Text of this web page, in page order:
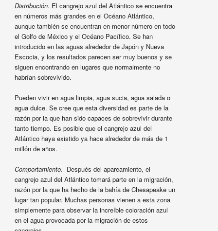
Distribución. El cangrejo azul del Atlántico se encuentra
en números más grandes en el Océano Atlántico,
aunque también se encuentran en menor número en todo
el Golfo de México y el Océano Pacífico. Se han
introducido en las aguas alrededor de Japón y Nueva
Escocia, y los resultados parecen ser muy buenos y se
siguen encontrando en lugares que normalmente no
habrían sobrevivido.
Pueden vivir en agua limpia, agua sucia, agua salada o
agua dulce. Se cree que esta diversidad es parte de la
razón por la que han sido capaces de sobrevivir durante
tanto tiempo. Es posible que el cangrejo azul del
Atlántico haya existido ya hace alrededor de más de 1
millón de años.
Comportamiento. Después del apareamiento, el
cangrejo azul del Atlántico tomará parte en la migración,
razón por la que ha hecho de la bahía de Chesapeake un
lugar tan popular. Muchas personas vienen a esta zona
simplemente para observar la increíble coloración azul
en el agua provocada por la migración de estos